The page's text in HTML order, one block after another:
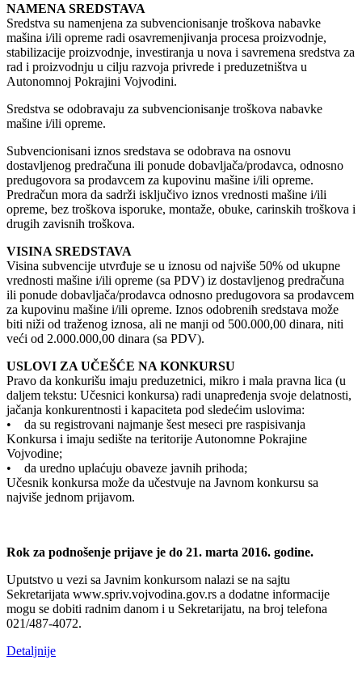
NAMENA SREDSTAVA
Sredstva su namenjena za subvencionisanje troškova nabavke
mašina i/ili opreme radi osavremenjivanja procesa proizvodnje,
stabilizacije proizvodnje, investiranja u nova i savremena sredstva za
rad i proizvodnju u cilju razvoja privrede i preduzetništva u
Autonomnoj Pokrajini Vojvodini.
Sredstva se odobravaju za subvencionisanje troškova nabavke
mašine i/ili opreme.
Subvencionisani iznos sredstava se odobrava na osnovu
dostavljenog predračuna ili ponude dobavljača/prodavca, odnosno
predugovora sa prodavcem za kupovinu mašine i/ili opreme.
Predračun mora da sadrži isključivo iznos vrednosti mašine i/ili
opreme, bez troškova isporuke, montaže, obuke, carinskih troškova i
drugih zavisnih troškova.
VISINA SREDSTAVA
Visina subvencije utvrđuje se u iznosu od najviše 50% od ukupne
vrednosti mašine i/ili opreme (sa PDV) iz dostavljenog predračuna
ili ponude dobavljača/prodavca odnosno predugovora sa prodavcem
za kupovinu mašine i/ili opreme. Iznos odobrenih sredstava može
biti niži od traženog iznosa, ali ne manji od 500.000,00 dinara, niti
veći od 2.000.000,00 dinara (sa PDV).
USLOVI ZA UČEŠĆE NA KONKURSU
Pravo da konkurišu imaju preduzetnici, mikro i mala pravna lica (u
daljem tekstu: Učesnici konkursa) radi unapređenja svoje delatnosti,
jačanja konkurentnosti i kapaciteta pod sledećim uslovima:
• da su registrovani najmanje šest meseci pre raspisivanja
Konkursa i imaju sedište na teritorije Autonomne Pokrajine
Vojvodine;
• da uredno uplaćuju obaveze javnih prihoda;
Učesnik konkursa može da učestvuje na Javnom konkursu sa
najviše jednom prijavom.
Rok za podnošenje prijave je do 21. marta 2016. godine.
Uputstvo u vezi sa Javnim konkursom nalazi se na sajtu
Sekretarijata www.spriv.vojvodina.gov.rs a dodatne informacije
mogu se dobiti radnim danom i u Sekretarijatu, na broj telefona
021/487-4072.
Detaljnije